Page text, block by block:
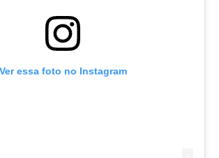
Ver essa foto no Instagram